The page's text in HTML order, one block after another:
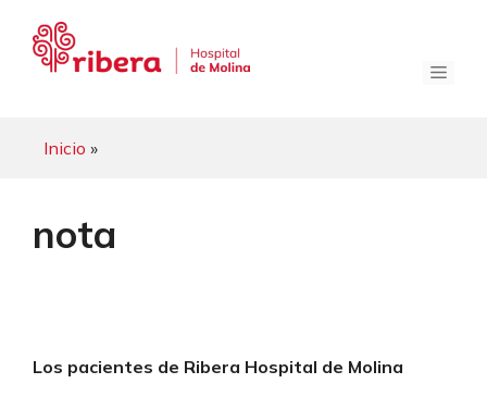
contenido
Menú
Inicio »
nota
Los pacientes de Ribera Hospital de Molina